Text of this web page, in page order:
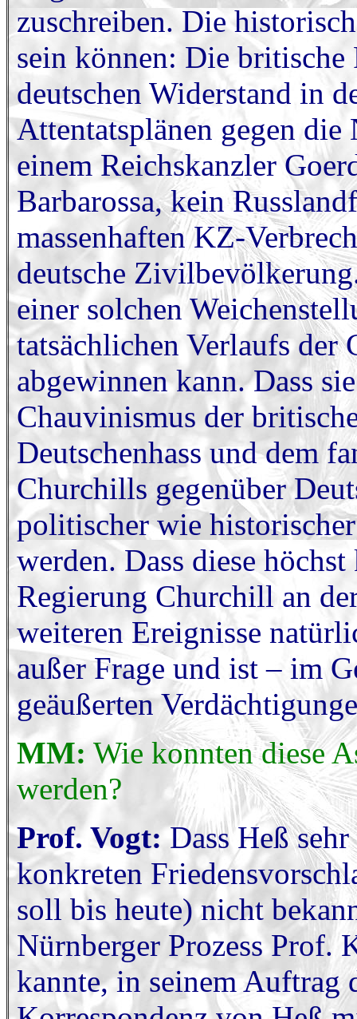
zuschreiben. Die
sein können: Die britische
deutschen Widerstand in
Attentatsplänen gegen
einem Reichskanzler
Barbarossa, kein
massenhaften KZ-
deutsche
einer solchen
tatsächlichen Verlaufs der
abgewinnen kann. Dass
Chauvinismus der
Deutschenhass und dem
Churchills gegenüber
politischer wie
werden. Dass diese
Regierung Churchill an
weiteren Ereignisse
außer Frage und ist – im
geäußerten
MM: Wie konnten diese
werden?
Prof. Vogt:Dass Heß
konkreten
soll bis heute) nicht
Nürnberger Prozess Prof.
kannte, in seinem Auftrag